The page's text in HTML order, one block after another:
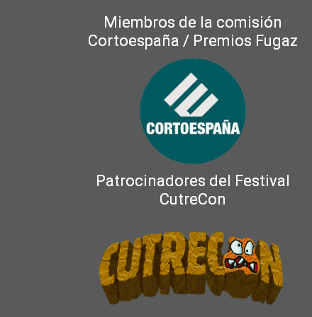
Miembros de la comisión
Cortoespaña / Premios Fugaz
Patrocinadores del Festival
CutreCon